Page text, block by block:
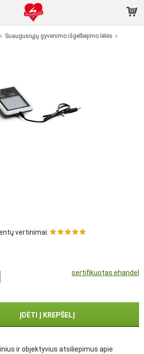
Suaugusiųjų gyvenimo išgelbėjimo lėlės
vertinimai:
sertifikuotas ehandel
ĮDĖTI Į KREPŠELĮ
ir objektyvius atsiliepimus apie